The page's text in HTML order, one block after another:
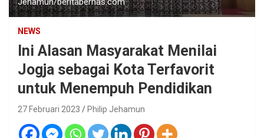
NEWS
Ini Alasan Masyarakat Menilai
Jogja sebagai Kota Terfavorit
untuk Menempuh Pendidikan
27 Februari 2023 Philip Jehamun